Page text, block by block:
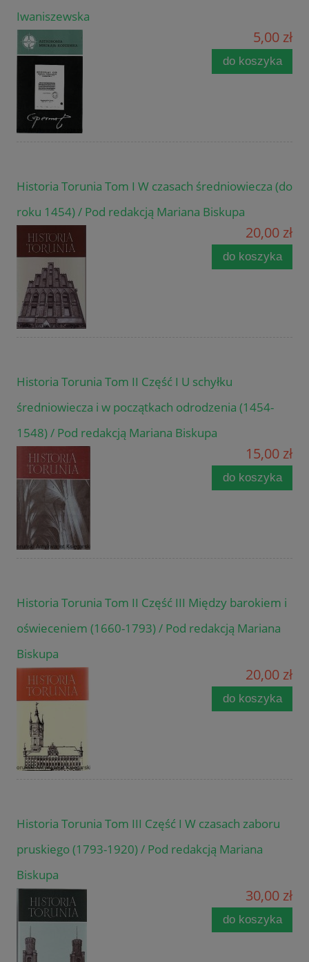
Iwaniszewska
5,00 zł
do koszyka
Historia Torunia Tom I W czasach średniowiecza (do
roku 1454) / Pod redakcją Mariana Biskupa
20,00 zł
do koszyka
Historia Torunia Tom II Część I U schyłku
średniowiecza i w początkach odrodzenia (1454-
1548) / Pod redakcją Mariana Biskupa
15,00 zł
do koszyka
Historia Torunia Tom II Część III Między barokiem i
oświeceniem (1660-1793) / Pod redakcją Mariana
Biskupa
20,00 zł
do koszyka
Historia Torunia Tom III Część I W czasach zaboru
pruskiego (1793-1920) / Pod redakcją Mariana
Biskupa
30,00 zł
do koszyka